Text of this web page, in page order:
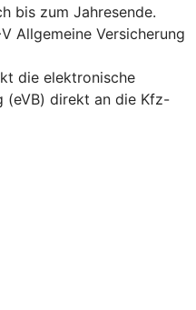
bis zum Jahresende.
Allgemeine Versicherung
die elektronische
(eVB) direkt an die Kfz-